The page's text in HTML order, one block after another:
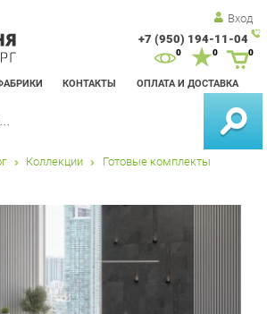
Вход
+7 (950) 194-11-04
КОНТАКТЫ ОПЛАТА И ДОСТАВКА
0 0
Коллекции Готовые комплекты